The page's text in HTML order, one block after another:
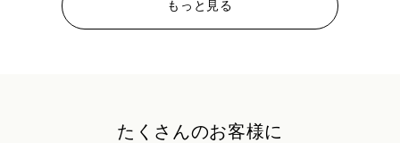
もっと見る
たくさんのお客様に